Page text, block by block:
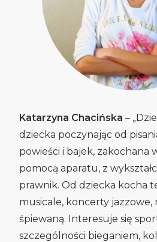
Katarzyna Chacińska –
dziecka poczynając od
powieści i bajek, zakochana
pomocą aparatu, z
prawnik. Od dziecka kocha
musicale, koncerty jazzowe,
śpiewaną. Interesuje się
szczególności bieganiem,